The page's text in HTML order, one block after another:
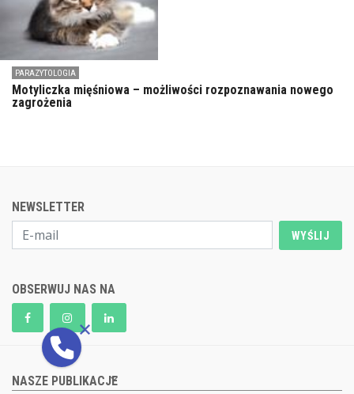
PARAZYTOLOGIA
Motyliczka mięśniowa – możliwości rozpoznawania nowego
zagrożenia
NEWSLETTER
WYŚLIJ
OBSERWUJ NAS NA
NASZE PUBLIKACJE